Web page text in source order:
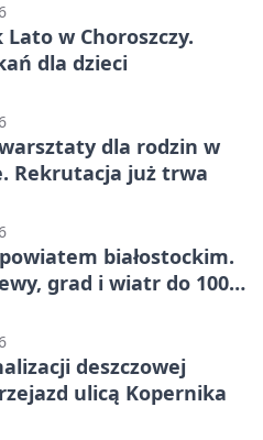
w Choroszczy.
dla dzieci
dla rodzin w
Rekrutacja już trwa
białostockim.
grad i wiatr do 100
deszczowej
ulicą Kopernika